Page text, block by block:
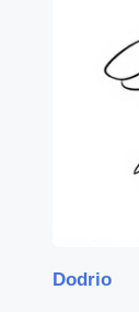
Dodrio